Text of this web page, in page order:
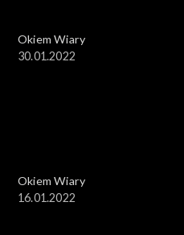
Okiem Wiary
30.01.2022
Okiem Wiary
16.01.2022